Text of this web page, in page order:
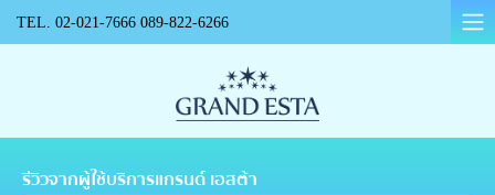
TEL. 02-021-7666 089-822-6266
รีวิวจากผู้ใช้บริการแกรนด์ เอสต้า